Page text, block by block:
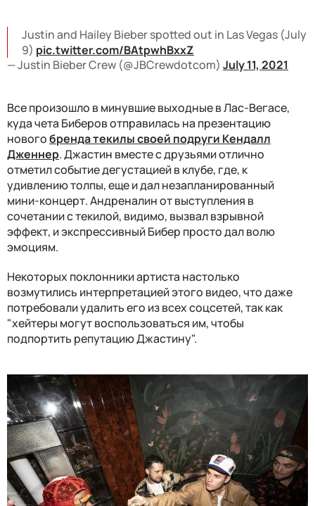
Justin and Hailey Bieber spotted out in Las Vegas (July
9) pic.twitter.com/BAtpwhBxxZ
— Justin Bieber Crew (@JBCrewdotcom) July 11, 2021
Все произошло в минувшие выходные в Лас-Вегасе,
куда чета Биберов отправилась на презентацию
новогобренда текилы своей подруги Кендалл
Дженнер. Джастин вместе с друзьями отлично
отметил событие дегустацией в клубе, где, к
удивлению толпы, еще и дал незапланированный
мини-концерт. Андреналин от выступления в
сочетании с текилой, видимо, вызвал взрывной
эффект, и экспрессивный Бибер просто дал волю
эмоциям.
Некоторых поклонники артиста настолько
возмутились интерпретацией этого видео, что даже
потребовали удалить его из всех соцсетей, так как
"хейтеры могут воспользоваться им, чтобы
подпортить репутацию Джастину".